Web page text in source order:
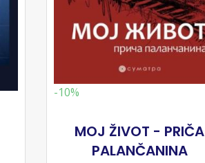
-10%
MOJ ŽIVOT - PRIČA
PALANČANINA